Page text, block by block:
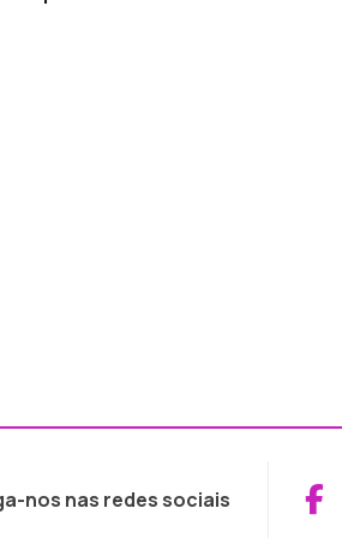
nos nas redes sociais